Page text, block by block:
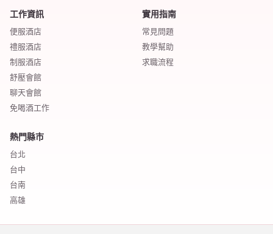
工作資訊
便服酒店
禮服酒店
制服酒店
舒壓會館
聊天會館
免喝酒工作
實用指南
常見問題
教學幫助
求職流程
熱門縣市
台北
台中
台南
高雄